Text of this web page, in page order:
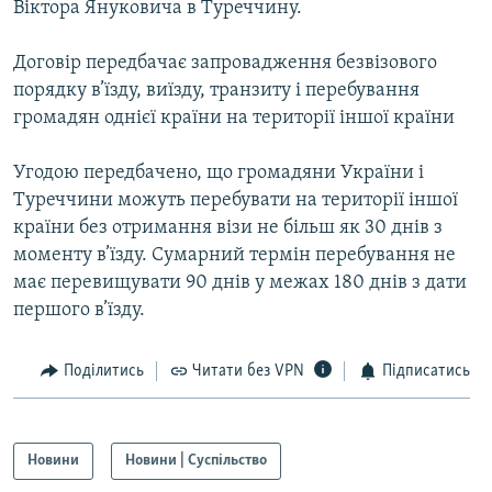
МУЛЬТИМЕДІА
ФОТО
СПЕЦПРОЄКТИ
КРИМ РЕАЛІЇ
РУС
УКР
КТАТ
ДОЛУЧАЙСЯ!
Віктора Януковича в Туреччину.
Договір передбачає запровадження безвізового
порядку в’їзду, виїзду, транзиту і перебування
громадян однієї країни на території іншої країни
Угодою передбачено, що громадяни України і
Туреччини можуть перебувати на території іншої
країни без отримання візи не більш як 30 днів з
моменту в’їзду. Сумарний термін перебування не
має перевищувати 90 днів у межах 180 днів з дати
першого в’їзду.
Поділитись Читати без VPN Підписатись
Новини Новини | Суспільство